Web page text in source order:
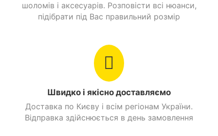
шоломів і аксесуарів. Розповісти всі нюанси,
підібрати під Вас правильний розмір
Швидко і якісно доставляємо
Доставка по Києву і всім регіонам України.
Відправка здійснюється в день замовлення